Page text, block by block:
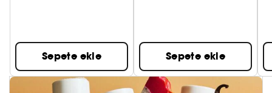
Sepete ekle Sepete ekle